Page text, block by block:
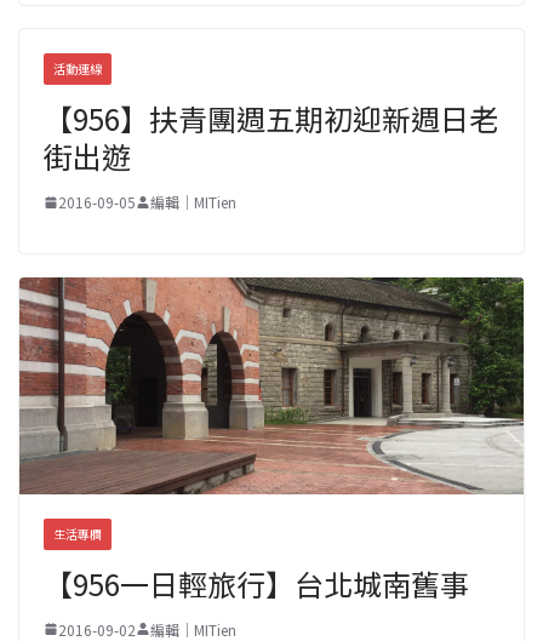
活動連線
【956】扶青團週五期初迎新週日老
街出遊
2016-09-05 編輯｜MITien
生活專欄
【956一日輕旅行】台北城南舊事
2016-09-02 編輯｜MITien